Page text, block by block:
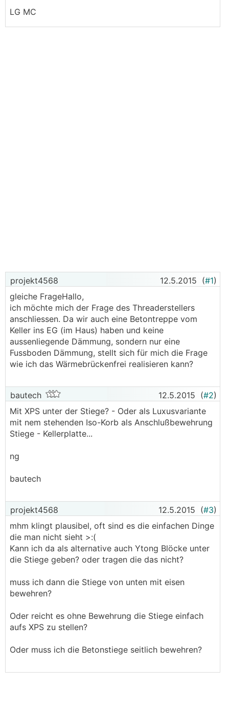
LG MC
projekt4568 12.5.2015 (#1)
gleiche FrageHallo,
ich möchte mich der Frage des Threaderstellers
anschliessen. Da wir auch eine Betontreppe vom
Keller ins EG (im Haus) haben und keine
aussenliegende Dämmung, sondern nur eine
Fussboden Dämmung, stellt sich für mich die Frage
wie ich das Wärmebrückenfrei realisieren kann?
bautech 12.5.2015 (#2)
Mit XPS unter der Stiege? - Oder als Luxusvariante
mit nem stehenden Iso-Korb als Anschlußbewehrung
Stiege - Kellerplatte...
ng
bautech
projekt4568 12.5.2015 (#3)
mhm klingt plausibel, oft sind es die einfachen Dinge
die man nicht sieht >:(
Kann ich da als alternative auch Ytong Blöcke unter
die Stiege geben? oder tragen die das nicht?
muss ich dann die Stiege von unten mit eisen
bewehren?
Oder reicht es ohne Bewehrung die Stiege einfach
aufs XPS zu stellen?
Oder muss ich die Betonstiege seitlich bewehren?